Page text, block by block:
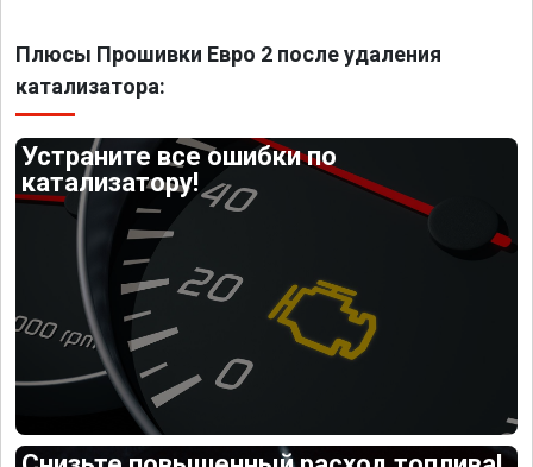
Плюсы Прошивки Евро 2 после удаления
катализатора:
Устраните все ошибки по
катализатору!